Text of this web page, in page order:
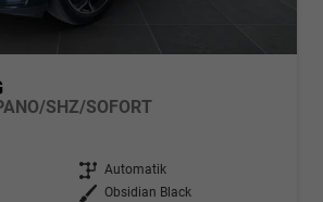
SHZ/SOFORT
Getriebe Automatik
Außenfarbe Obsidian Black